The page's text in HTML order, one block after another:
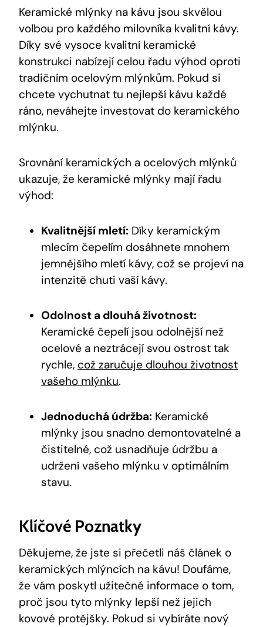
Keramické mlýnky na kávu jsou skvělou
volbou pro každého milovníka kvalitní kávy.
Díky své vysoce kvalitní keramické
konstrukci nabízejí celou řadu výhod oproti
tradičním ocelovým mlýnkům. Pokud si
chcete vychutnat tu nejlepší kávu každé
ráno, neváhejte investovat do keramického
mlýnku.
Srovnání keramických a ocelových mlýnků
ukazuje, že keramické mlýnky mají řadu
výhod:
Kvalitnější mletí: Díky keramickým
mlecím čepelím dosáhnete mnohem
jemnějšího mletí kávy, což se projeví na
intenzitě chuti vaší kávy.
Odolnost a dlouhá životnost:
Keramické čepelí jsou odolnější než
ocelové a neztrácejí svou ostrost tak
rychle, což zaručuje dlouhou životnost
vašeho mlýnku.
Jednoduchá údržba: Keramické
mlýnky jsou snadno demontovatelné a
čistitelné, což usnadňuje údržbu a
udržení vašeho mlýnku v optimálním
stavu.
Klíčové Poznatky
Děkujeme, že jste si přečetli náš článek o
keramických mlýncích na kávu! Doufáme,
že vám poskytl užitečné informace o tom,
proč jsou tyto mlýnky lepší než jejich
kovové protějšky. Pokud si vybíráte nový